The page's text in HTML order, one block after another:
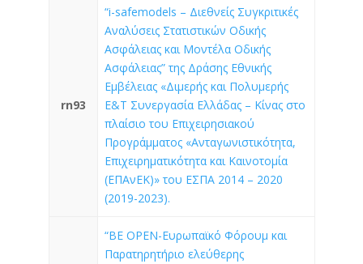
rn93
“i-safemodels – Διεθνείς Συγκριτικές
Αναλύσεις Στατιστικών Οδικής
Ασφάλειας και Μοντέλα Οδικής
Ασφάλειας” της Δράσης Εθνικής
Εμβέλειας «Διμερής και Πολυμερής
Ε&Τ Συνεργασία Ελλάδας – Κίνας στο
πλαίσιο του Επιχειρησιακού
Προγράμματος «Ανταγωνιστικότητα,
Επιχειρηματικότητα και Καινοτομία
(ΕΠΑνΕΚ)» του ΕΣΠΑ 2014 – 2020
(2019-2023).
“BE OPEN-Ευρωπαϊκό Φόρουμ και
Παρατηρητήριο ελεύθερης